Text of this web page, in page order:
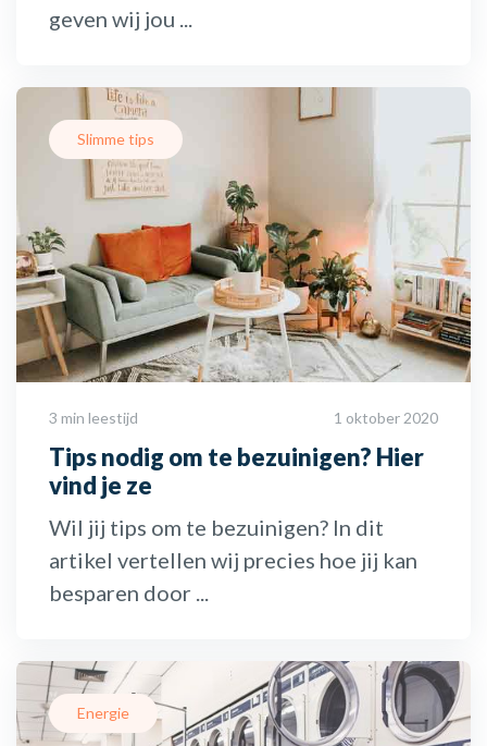
geven wij jou ...
Slimme tips
3 min leestijd 1 oktober 2020
Tips nodig om te bezuinigen? Hier
vind je ze
Wil jij tips om te bezuinigen? In dit
artikel vertellen wij precies hoe jij kan
besparen door ...
Energie